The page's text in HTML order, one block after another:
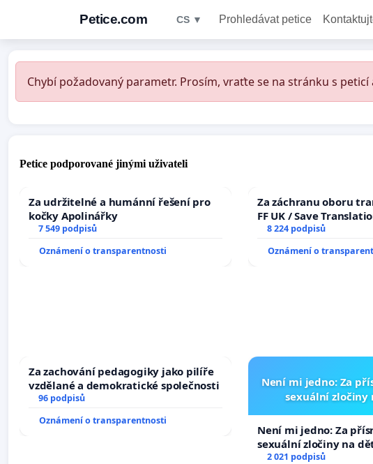
Petice.com CS ▼ Prohledávat petice
Chybí požadovaný parametr. Prosím, vraťte se na stránku s
Petice podporované jinými uživateli
Za udržitelné a humánní řešení pro
kočky Apolinářky
7 549 podpisů
Oznámení o transparentnosti
Za záchranu oboru
FF UK / Save
the Faculty of Arts,
University
8 224 podpisů
Oznámení o
Za zachování pedagogiky jako pilíře
vzdělané a demokratické společnosti
96 podpisů
Oznámení o transparentnosti
Není mi jedno: Za
sexuální zločiny
Není mi jedno: Za
sexuální zločiny na
2 021 podpisů